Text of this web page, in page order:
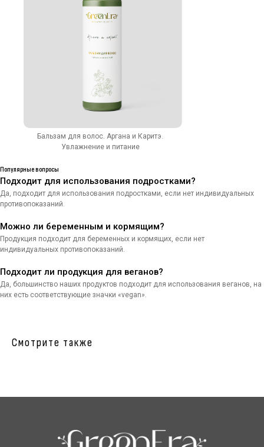
Бальзам для волос. Аргана и Каритэ.
Увлажнение и питание
Популярные вопросы
Подходит для использования подростками?
Да, подходит для использования подростками, если нет индивидуальных
противопоказаний.
Можно ли беременным и кормящим?
Продукция подходит для беременных и кормящих, если нет
индивидуальных противопоказаний.
Подходит ли продукция для веганов?
Да, большинство наших продуктов подходит для использования веганов, на
них есть соответствующие значки «vegan».
Смотрите также
Контрактное производство
Сертификаты качества
Возврат
О бренде
ОКПО: 178608963
Расчетный счет: 40802810900000921949
получение рекламно-информационных писем
+7 (952) 350-35-24
Будьте в курсе, подпишитесь
на рассылку новостей
Shop@green-era.ru
Блог
FAQ
По будням с 10 до 17 ч.